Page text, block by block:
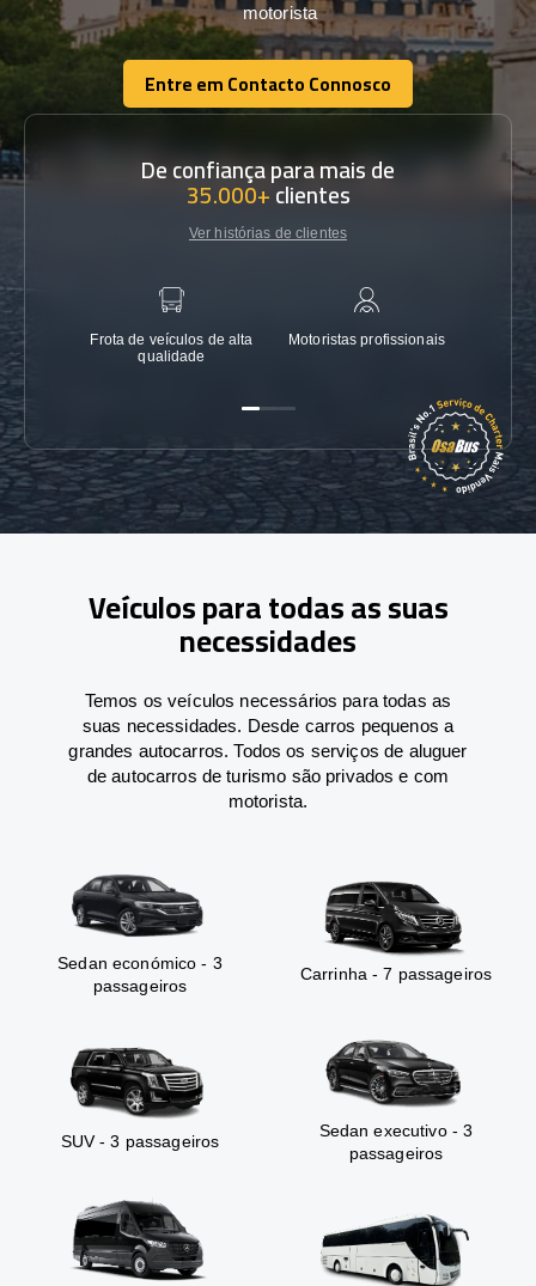
motorista
Entre em Contacto Connosco
Entre em Contacto Connosco
De confiança para mais de
35.000+clientes
Ver histórias de clientes
Frota de veículos de alta
qualidade
Motoristas profissionais
Veículos para todas as suas
necessidades
Temos os veículos necessários para todas as
suas necessidades. Desde carros pequenos a
grandes autocarros. Todos os serviços de aluguer
de autocarros de turismo são privados e com
motorista.
Sedan económico - 3
passageiros
Carrinha - 7 passageiros
SUV - 3 passageiros
Sedan executivo - 3
passageiros